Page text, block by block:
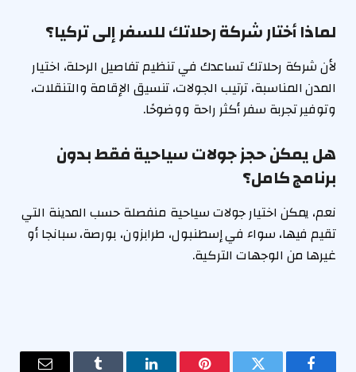
لماذا أختار شركة رحلاتك للسفر إلى تركيا؟
لأن شركة رحلاتك تساعدك في تنظيم تفاصيل الرحلة، اختيار
المدن المناسبة، ترتيب الجولات، تنسيق الإقامة والتنقلات،
وتوفير تجربة سفر أكثر راحة ووضوحًا.
هل يمكن حجز جولات سياحية فقط بدون
برنامج كامل؟
نعم، يمكن اختيار جولات سياحية منفصلة حسب المدينة التي
تقيم فيها، سواء في إسطنبول، طرابزون، بورصة، سبانجا أو
غيرها من الوجهات التركية.